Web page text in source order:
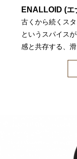
ENALLOID (エ
古くから続くス
というスパイス
感と共存する、